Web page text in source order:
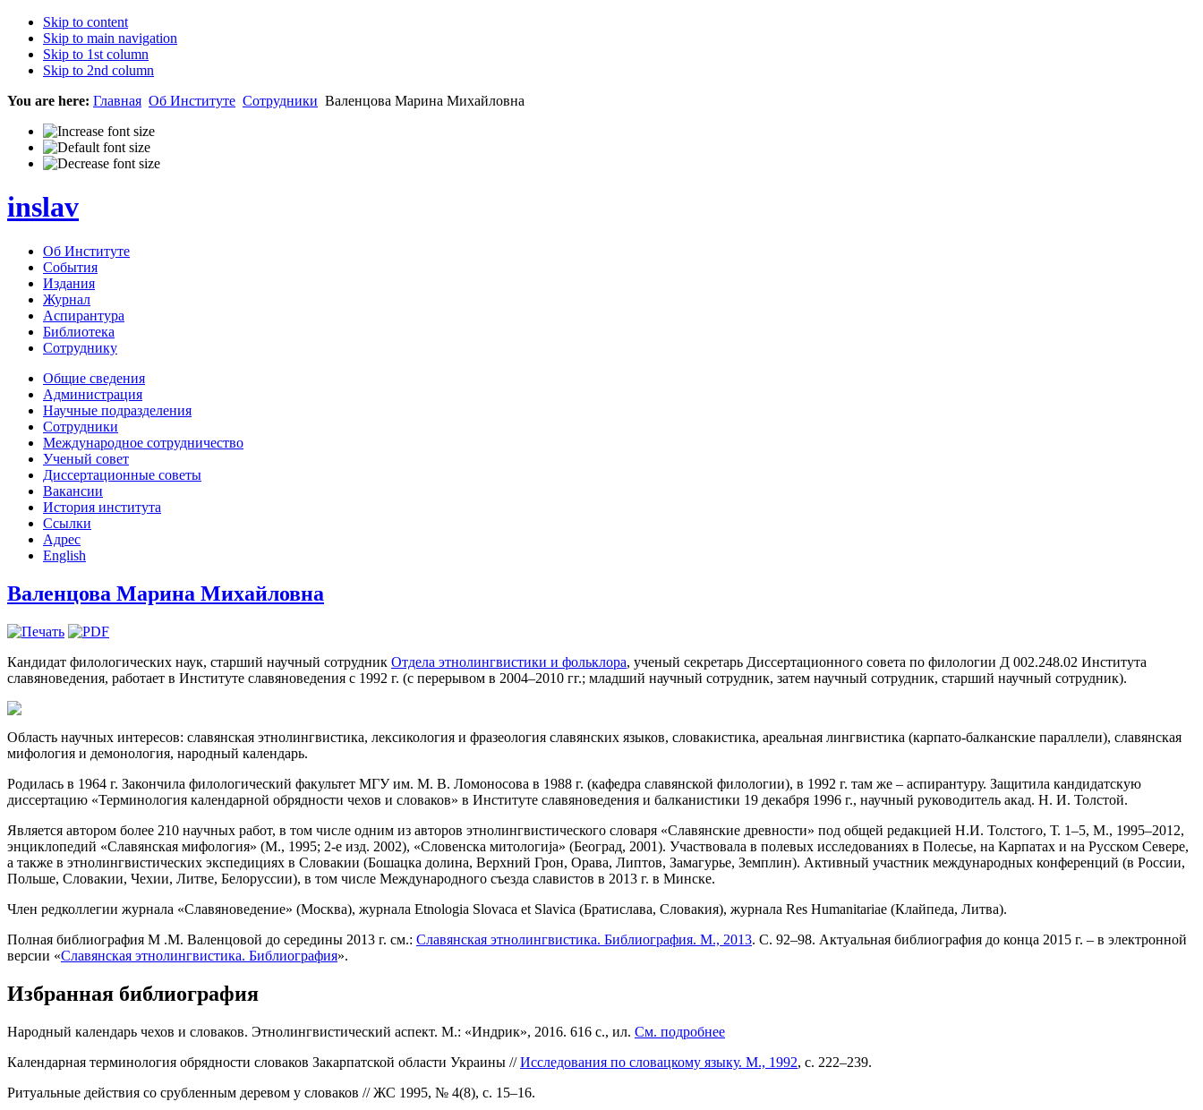
Skip to content
Skip to main navigation
Skip to 1st column
Skip to 2nd column
You are here: Главная Об Институте Сотрудники Валенцова Марина Михайловна
inslav
Об Институте
События
Издания
Журнал
Аспирантура
Библиотека
Сотруднику
Общие сведения
Администрация
Научные подразделения
Сотрудники
Международное сотрудничество
Ученый совет
Диссертационные советы
Вакансии
История института
Ссылки
Адрес
English
Валенцова Марина Михайловна
Кандидат филологических наук, старший научный сотрудник Отдела этнолингвистики и фольклора, ученый секретарь Диссертационного совета по филологии Д 002.248.02 Института
славяноведения, работает в Институте славяноведения с 1992 г. (с перерывом в 2004–2010 гг.; младший научный сотрудник, затем научный сотрудник, старший научный сотрудник).
Область научных интересов: славянская этнолингвистика, лексикология и фразеология славянских языков, словакистика, ареальная лингвистика (карпато-балканские параллели), славянская
мифология и демонология, народный календарь.
Родилась в 1964 г. Закончила филологический факультет МГУ им. М. В. Ломоносова в 1988 г. (кафедра славянской филологии), в 1992 г. там же – аспирантуру. Защитила кандидатскую
диссертацию «Терминология календарной обрядности чехов и словаков» в Институте славяноведения и балканистики 19 декабря 1996 г., научный руководитель акад. Н. И. Толстой.
Является автором более 210 научных работ, в том числе одним из авторов этнолингвистического словаря «Славянские древности» под общей редакцией Н.И. Толстого, Т. 1–5, М., 1995–2012,
энциклопедий «Славянская мифология» (М., 1995; 2-е изд. 2002), «Словенска митологиjа» (Београд, 2001). Участвовала в полевых исследованиях в Полесье, на Карпатах и на Русском Севере,
а также в этнолингвистических экспедициях в Словакии (Бошацка долина, Верхний Грон, Орава, Липтов, Замагурье, Земплин). Активный участник международных конференций (в России,
Польше, Словакии, Чехии, Литве, Белоруссии), в том числе Международного съезда славистов в 2013 г. в Минске.
Член редколлегии журнала «Славяноведение» (Москва), журнала Etnologia Slovaca et Slavica (Братислава, Словакия), журнала Res Humanitariae (Клайпеда, Литва).
Полная библиография М .М. Валенцовой до середины 2013 г. см.: Славянская этнолингвистика. Библиография. М., 2013. С. 92–98. Актуальная библиография до конца 2015 г. – в электронной
версии «Славянская этнолингвистика. Библиография».
Избранная библиография
Народный календарь чехов и словаков. Этнолингвистический аспект. М.: «Индрик», 2016. 616 c., ил. См. подробнее
Календарная терминология обрядности словаков Закарпатской области Украины //Исследования по словацкому языку. М., 1992, с. 222–239.
Ритуальные действия со срубленным деревом у словаков // ЖС 1995, № 4(8), с. 15–16.